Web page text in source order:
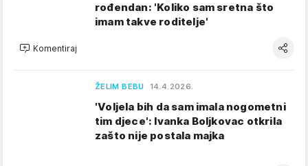
rođendan: 'Koliko sam sretna što
imam takve roditelje'
Komentiraj
ŽELIM BEBU 14.4.2026.
'Voljela bih da sam imala nogometni
tim djece': Ivanka Boljkovac otkrila
zašto nije postala majka